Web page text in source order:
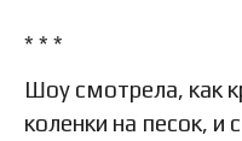
* * *
Шоу смотрела, как
коленки на песок, и